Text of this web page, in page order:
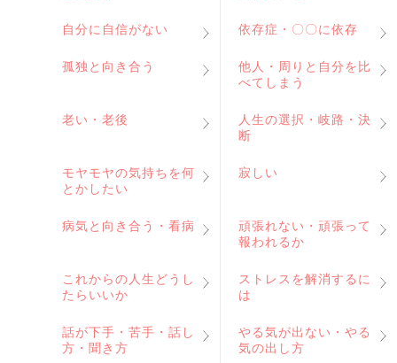
自分に自信がない 依存症・〇〇に依存
孤独と向き合う
他人・周りと自分を比
べてしまう
老い・老後
人生の選択・岐路・決
断
モヤモヤの気持ちを何
とかしたい
寂しい
病気と向き合う・看病
頑張れない・頑張って
報われるか
これからの人生どうし
たらいいか
ストレスを解消するに
は
話が下手・苦手・話し
方・聞き方
やる気が出ない・やる
気の出し方